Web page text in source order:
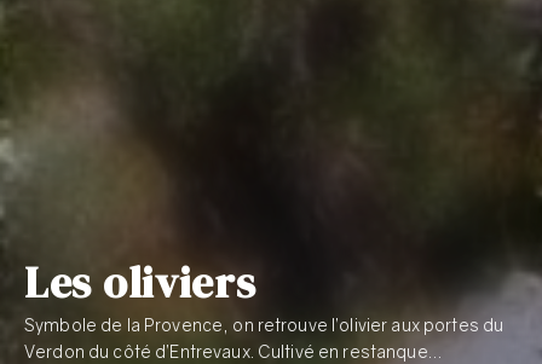
Les oliviers
Symbole de la Provence, on retrouve l’olivier aux portes du
Verdon du côté d’Entrevaux. Cultivé en restanque…